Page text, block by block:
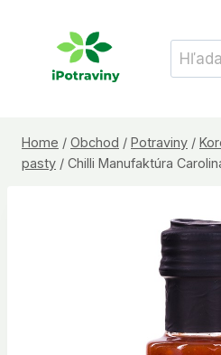
Hľadať:
Home / Obchod / Potraviny /
pasty / Chilli Manufaktúra